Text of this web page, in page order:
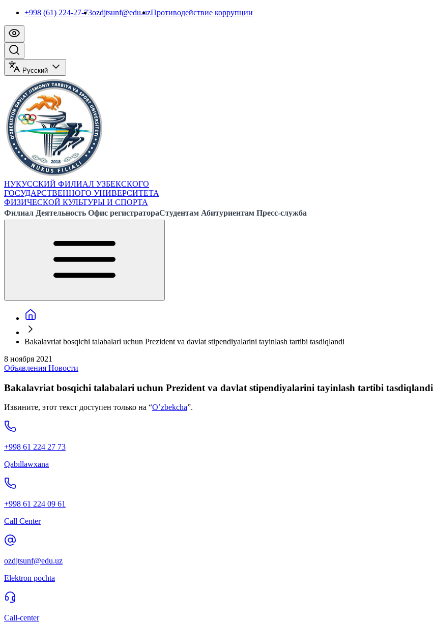
+998 (61) 224-27-73ozdjtsunf@edu.uzПротиводействие коррупции
Русский
НУКУССКИЙ ФИЛИАЛ УЗБЕКСКОГО
ГОСУДАРСТВЕННОГО УНИВЕРСИТЕТА
ФИЗИЧЕСКОЙ КУЛЬТУРЫ И СПОРТА
Филиал Деятельность Офис регистратораСтудентам Абитуриентам Пресс-служба
Bakalavriat bosqichi talabalari uchun Prezident va davlat stipendiyalarini tayinlash tartibi tasdiqlandi
8 ноября 2021
Объявления Новости
Bakalavriat bosqichi talabalari uchun Prezident va davlat stipendiyalarini tayinlash tartibi tasdiqlandi
Извините, этот текст доступен только на “O’zbekcha”.
+998 61 224 27 73
Qabıllawxana
+998 61 224 09 61
Call Center
ozdjtsunf@edu.uz
Elektron pochta
Call-center